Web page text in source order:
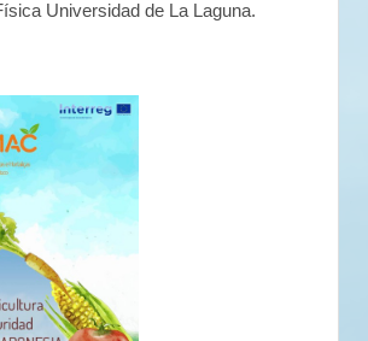
Universidad de La Laguna.